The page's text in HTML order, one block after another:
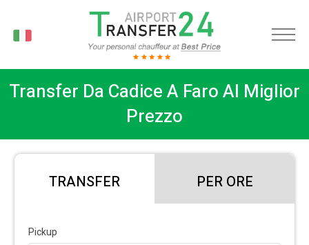
Transfer Da Cadice A Faro Al Miglior
Prezzo
TRANSFER PER ORE
Pickup